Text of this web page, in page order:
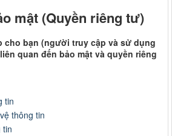
mật (Quyền riêng tư)
cho bạn (người truy cập và sử dụng
quan đến bảo mật và quyền riêng
tin
thông tin
tin